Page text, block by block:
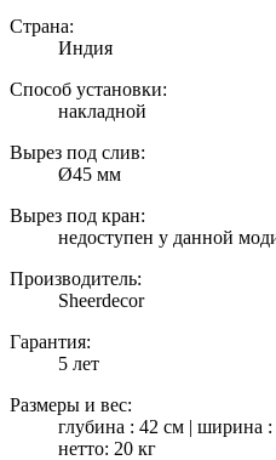
Страна:
Индия
Способ установки:
накладной
Вырез под слив:
Ø45 мм
Вырез под кран:
недоступен у данной
Производитель:
Sheerdecor
Гарантия:
5 лет
Размеры и вес:
глубина : 42 см | ширина
нетто: 20 кг